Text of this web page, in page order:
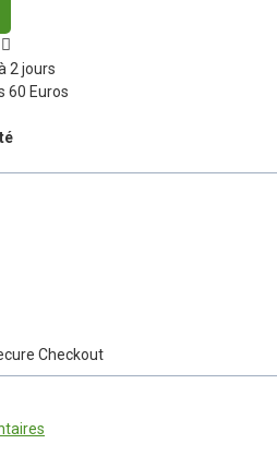
2 jours
60 Euros
Checkout